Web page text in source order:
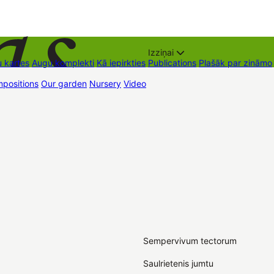
kartes Augu komplekti Kā iepirkties
Izziņai
Publications Plašāk par zināmo
Our garden Nursery Video
Sempervivum tectorum
Saulrietenis jumtu